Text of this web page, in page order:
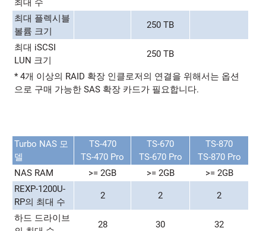
최대 수
최대 플렉시블
볼륨 크기
250 TB
최대 iSCSI
LUN 크기
250 TB
* 4개 이상의 RAID 확장 인클로저의 연결을 위해서는 옵션
으로 구매 가능한 SAS 확장 카드가 필요합니다.
Turbo NAS 모
델
TS-470
TS-470 Pro
TS-670
TS-670 Pro
TS-870
TS-870 Pro
NAS RAM
>= 2GB >= 2GB
>= 2GB
REXP-1200U-
RP의 최대 수
2 2 2
하드 드라이브
28 30 32